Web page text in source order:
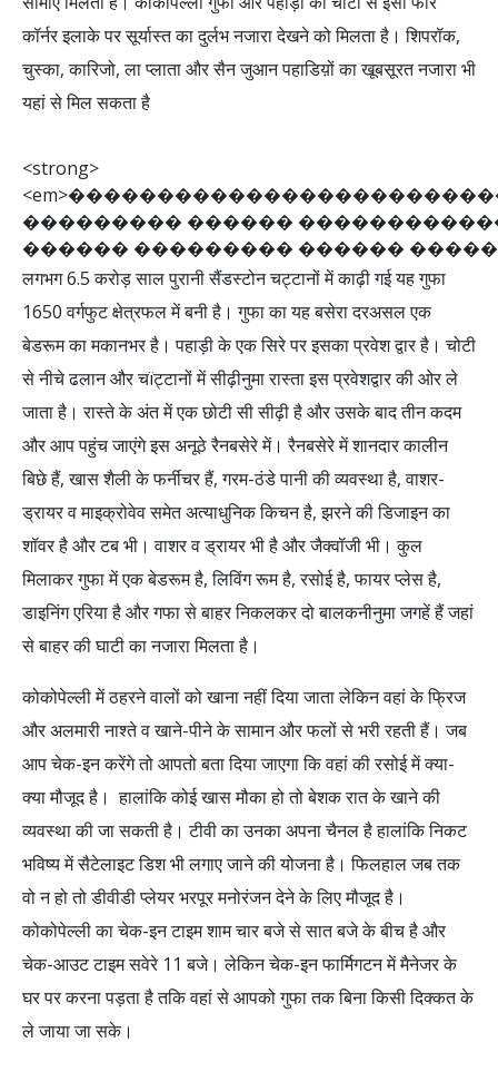
कॉर्नर इलाके पर सूर्यास्त का दुर्लभ नजारा देखने को मिलता है। शिपरॉक,
चुस्का, कारिजो, ला प्लाता और सैन जुआन पहाडिय़ों का खूबसूरत नजारा भी
यहां से मिल सकता है
<strong>
<em>������������������������
��������� ������ �����������
������ ��������� ������ �����
लगभग 6.5 करोड़ साल पुरानी सैंडस्टोन चट्टानों में काढ़ी गई यह गुफा
1650 वर्गफुट क्षेत्रफल में बनी है। गुफा का यह बसेरा दरअसल एक
बेडरूम का मकानभर है। पहाड़ी के एक सिरे पर इसका प्रवेश द्वार है। चोटी
से नीचे ढलान और चïट्टानों में सीढ़ीनुमा रास्ता इस प्रवेशद्वार की ओर ले
जाता है। रास्ते के अंत में एक छोटी सी सीढ़ी है और उसके बाद तीन कदम
और आप पहुंच जाएंगे इस अनूठे रैनबसेरे में। रैनबसेरे में शानदार कालीन
बिछे हैं, खास शैली के फर्नीचर हैं, गरम-ठंडे पानी की व्यवस्था है, वाशर-
ड्रायर व माइक्रोवेव समेत अत्याधुनिक किचन है, झरने की डिजाइन का
शॉवर है और टब भी। वाशर व ड्रायर भी है और जैक्वॉजी भी। कुल
मिलाकर गुफा में एक बेडरूम है, लिविंग रूम है, रसोई है, फायर प्लेस है,
डाइनिंग एरिया है और गफा से बाहर निकलकर दो बालकनीनुमा जगहें हैं जहां
से बाहर की घाटी का नजारा मिलता है।
कोकोपेल्ली में ठहरने वालों को खाना नहीं दिया जाता लेकिन वहां के फ्रिज
और अलमारी नाश्ते व खाने-पीने के सामान और फलों से भरी रहती हैं। जब
आप चेक-इन करेंगे तो आपतो बता दिया जाएगा कि वहां की रसोई में क्या-
क्या मौजूद है। हालांकि कोई खास मौका हो तो बेशक रात के खाने की
व्यवस्था की जा सकती है। टीवी का उनका अपना चैनल है हालांकि निकट
भविष्य में सैटेलाइट डिश भी लगाए जाने की योजना है। फिलहाल जब तक
वो न हो तो डीवीडी प्लेयर भरपूर मनोरंजन देने के लिए मौजूद है।
कोकोपेल्ली का चेक-इन टाइम शाम चार बजे से सात बजे के बीच है और
चेक-आउट टाइम सवेरे 11 बजे। लेकिन चेक-इन फार्मिगटन में मैनेजर के
घर पर करना पड़ता है तकि वहां से आपको गुफा तक बिना किसी दिक्कत के
ले जाया जा सके।